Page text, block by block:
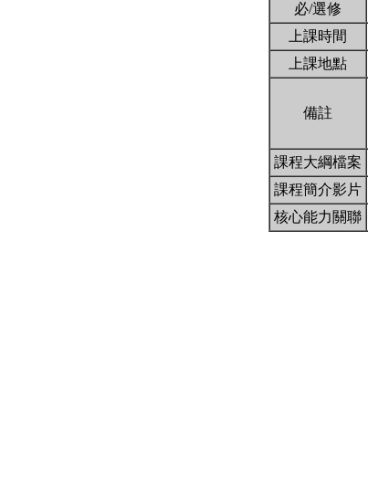
必/選修
上課時間
上課地點
備註
課程大綱檔案
課程簡介影片
核心能力關聯